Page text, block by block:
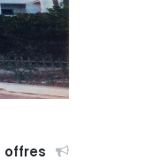
offres